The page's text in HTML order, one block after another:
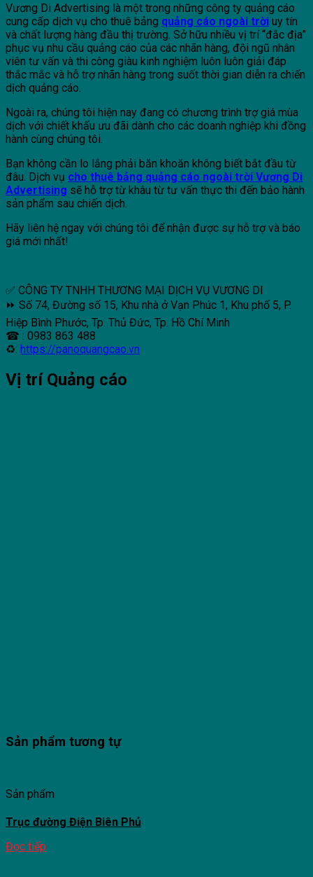
Vương Di Advertising là một trong những công ty quảng cáo
cung cấp dịch vụ cho thuê bảng quảng cáo ngoài trời uy tín
và chất lượng hàng đầu thị trường. Sở hữu nhiều vị trí “đắc địa”
phục vụ nhu cầu quảng cáo của các nhãn hàng, đội ngũ nhân
viên tư vấn và thi công giàu kinh nghiệm luôn luôn giải đáp
thắc mắc và hỗ trợ nhãn hàng trong suốt thời gian diễn ra chiến
dịch quảng cáo.
Ngoài ra, chúng tôi hiện nay đang có chương trình trợ giá mùa
dịch với chiết khấu ưu đãi dành cho các doanh nghiệp khi đồng
hành cùng chúng tôi.
Bạn không cần lo lắng phải băn khoăn không biết bắt đầu từ
đâu. Dịch vụ cho thuê bảng quảng cáo ngoài trời Vương Di
Advertising sẽ hỗ trợ từ khâu từ tư vấn thực thi đến bảo hành
sản phẩm sau chiến dịch.
Hãy liên hệ ngay với chúng tôi để nhận được sự hỗ trợ và báo
giá mới nhất!
✅ CÔNG TY TNHH THƯƠNG MẠI DỊCH VỤ VƯƠNG DI
⏩ Số 74, Đường số 15, Khu nhà ở Vạn Phúc 1, Khu phố 5, P.
Hiệp Bình Phước, Tp. Thủ Đức, Tp. Hồ Chí Minh
☎ : 0983 863 488
♻: https://panoquangcao.vn
Vị trí Quảng cáo
Sản phẩm tương tự
Sản phẩm
Trục đường Điện Biên Phủ
Đọc tiếp